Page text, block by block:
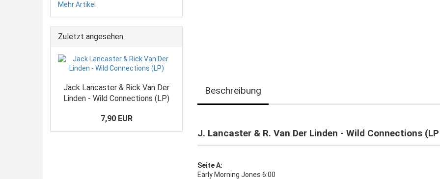
Beschreibung
J. Lancaster & R. Van Der Linden - Wild Connections
Seite A:
Early Morning Jones 6:00
Mehr Artikel
Zuletzt angesehen
Jack Lancaster & Rick Van Der
Linden - Wild Connections (LP)
7,90 EUR